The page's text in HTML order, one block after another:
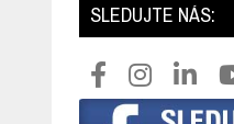
SLEDUJTE NÁS: